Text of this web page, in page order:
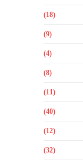
(18)
(9)
(4)
(8)
(11)
(40)
(12)
(32)